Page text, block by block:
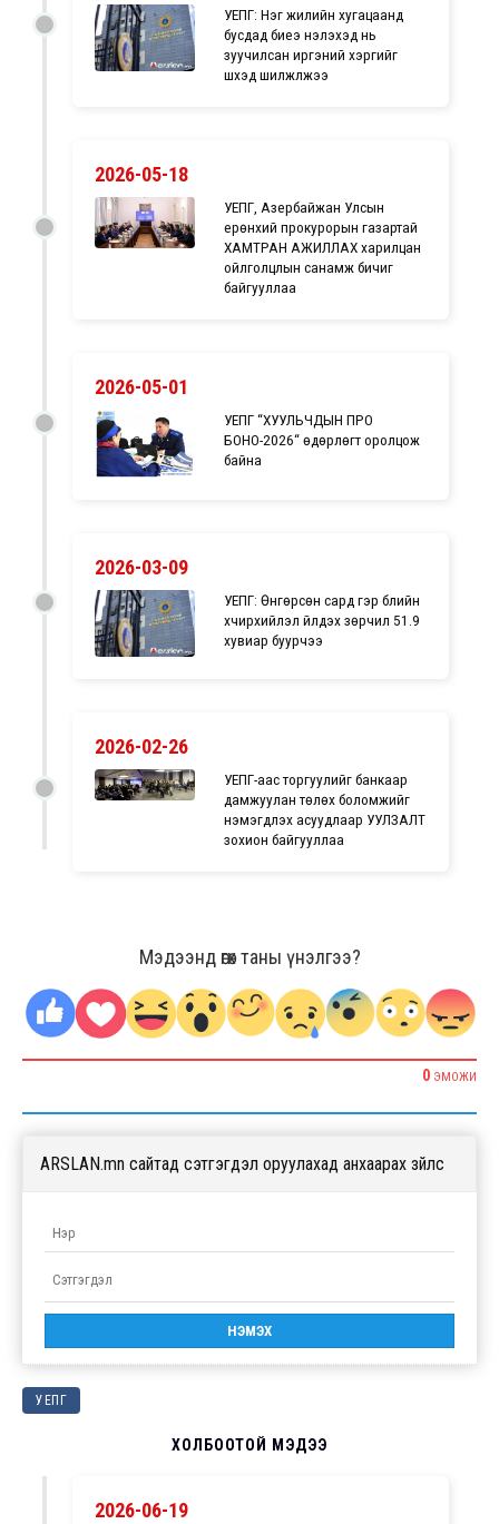
УЕПГ: Нэг жилийн хугацаанд
бусдад биеэ үнэлэхэд нь
зуучилсан иргэний хэргийг
шүүхэд шилжүүлжээ
2026-05-18
УЕПГ, Азербайжан Улсын
ерөнхий прокурорын газартай
ХАМТРАН АЖИЛЛАХ харилцан
ойлголцлын санамж бичиг
байгууллаа
2026-05-01
УЕПГ “ХУУЛЬЧДЫН ПРО
БОНО-2026“ өдөрлөгт оролцож
байна
2026-03-09
УЕПГ: Өнгөрсөн сард гэр бүлийн
хүчирхийлэл үйлдэх зөрчил 51.9
хувиар буурчээ
2026-02-26
УЕПГ-аас торгуулийг банкаар
дамжуулан төлөх боломжийг
нэмэгдүүлэх асуудлаар УУЛЗАЛТ
зохион байгууллаа
Мэдээнд өгөх таны үнэлгээ?
0 ЭМОЖИ
ARSLAN.mn сайтад сэтгэгдэл оруулахад анхаарах зүйлс
УЕПГ
ХОЛБООТОЙ МЭДЭЭ
2026-06-19